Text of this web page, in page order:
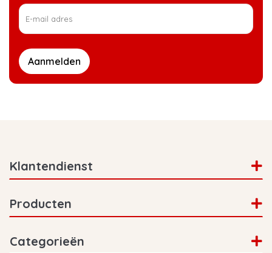
Aanmelden
Klantendienst
Producten
Categorieën